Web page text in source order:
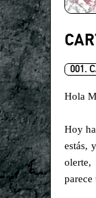
001.
Hola
Hoy
estás,
olerte,
parece